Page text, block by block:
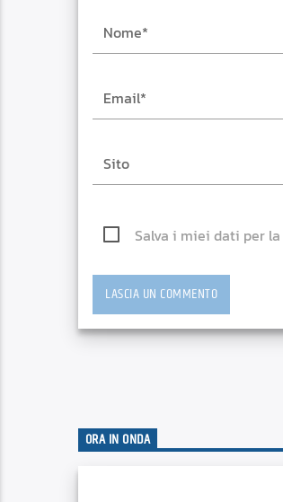
Salva i miei dati per
ORA IN ONDA